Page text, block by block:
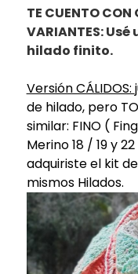
TE CUENTO CON
VARIANTES:
hilado finito.
Versión CÁLIDOS:
de hilado, pero
similar: FINO (
Merino 18 / 19 y
adquiriste el kit
mismos Hilados.